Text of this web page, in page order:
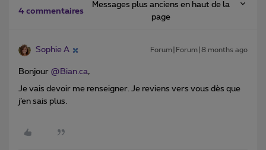
4 commentaires
Messages plus anciens en haut de la
page
Sophie A Forum|Forum|8 months ago
Bonjour ​ @Bian.ca,
Je vais devoir me renseigner. Je reviens vers vous dès que
j’en sais plus.